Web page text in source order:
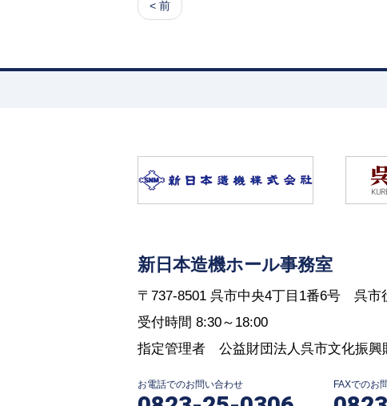
< 前
新日本造機ホール事務室
〒737-8501 呉市中央4丁目1番6号 呉市
受付時間 8:30～18:00
指定管理者 公益財団法人呉市文化振興
お電話でのお問い合わせ FAXでのお